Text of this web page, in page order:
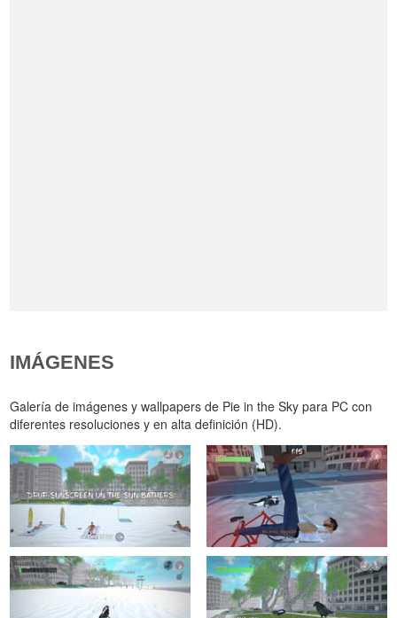
IMÁGENES
Galería de imágenes y wallpapers de Pie in the Sky para PC con
diferentes resoluciones y en alta definición (HD).